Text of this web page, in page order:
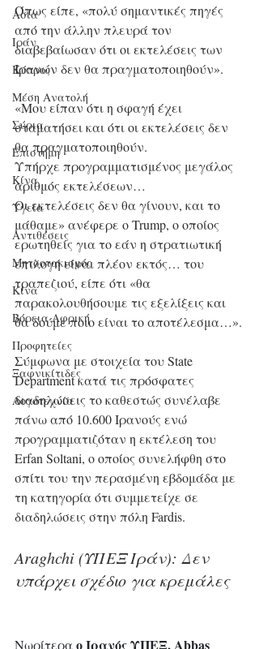
Ασία
Ιράν
Κύπρος
Μέση Ανατολή
Σύρια
Επιστήμη
Kίνα
Υγεία
Aντιθέσεις
Μητσοτακισμός
Κίνα
Βόρεια Αφρική
Προφητείες
Ξαφνικίτιδες
Λογοτεχνία
Όπως είπε, «πολύ σημαντικές πηγές
από την άλλην πλευρά τον
διαβεβαίωσαν ότι οι εκτελέσεις των
Ιρανών δεν θα πραγματοποιηθούν».
«Μου είπαν ότι η σφαγή έχει
σταματήσει και ότι οι εκτελέσεις δεν
θα πραγματοποιηθούν.
Υπήρχε προγραμματισμένος μεγάλος
αριθμός εκτελέσεων…
Οι εκτελέσεις δεν θα γίνουν, και το
μάθαμε» ανέφερε ο Trump, ο οποίος
ερωτηθείς για το εάν η στρατιωτική
επιλογή είναι πλέον εκτός… του
τραπεζιού, είπε ότι «θα
παρακολουθήσουμε τις εξελίξεις και
θα δούμε ποιο είναι το αποτέλεσμα…».
Σύμφωνα με στοιχεία του State
Department κατά τις πρόσφατες
διαδηλώσεις το καθεστώς συνέλαβε
πάνω από 10.600 Ιρανούς ενώ
προγραμματιζόταν η εκτέλεση του
Erfan Soltani, ο οποίος συνελήφθη στο
σπίτι του την περασμένη εβδομάδα με
τη κατηγορία ότι συμμετείχε σε
διαδηλώσεις στην πόλη Fardis.
Araghchi (ΥΠΕΞ Ιράν): Δεν
υπάρχει σχέδιο για κρεμάλες
Νωρίτερα ο Ιρανός ΥΠΕΞ, Abbas